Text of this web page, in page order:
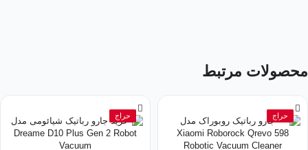
محصولات مرتبط
حراج حراج